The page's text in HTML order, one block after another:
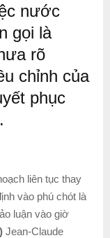
nước
gọi là
rõ
chỉnh của
phục
liên tục thay
vào phú chót là
luận vào giờ
Jean-Claude